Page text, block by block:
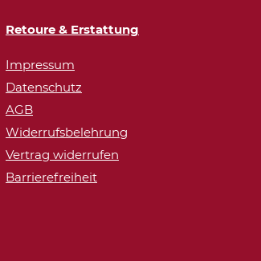
Retoure & Erstattung
Impressum
Datenschutz
AGB
Widerrufsbelehrung
Vertrag widerrufen
Barrierefreiheit